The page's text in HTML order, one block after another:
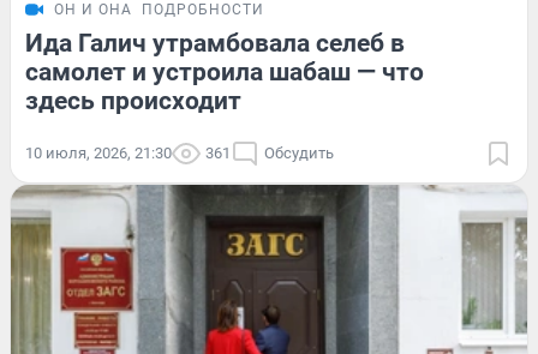
ОН И ОНА ПОДРОБНОСТИ
Ида Галич утрамбовала селеб в
самолет и устроила шабаш — что
здесь происходит
10 июля, 2026, 21:30 361 Обсудить